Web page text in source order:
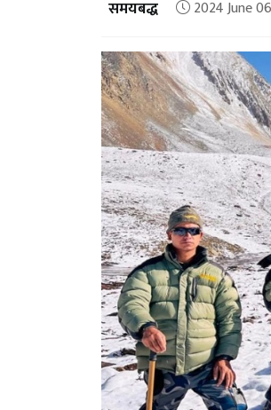
समयबद्ध 2024 June 06